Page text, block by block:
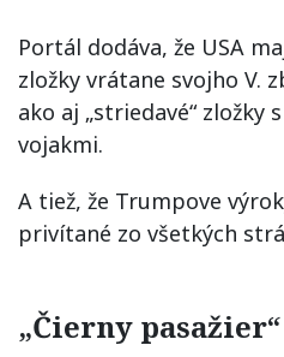
Portál dodáva, že USA
zložky vrátane svojho V.
ako aj „striedavé“ zložky
vojakmi.
A tiež, že Trumpove
privítané zo všetkých
„Čierny pasažier“